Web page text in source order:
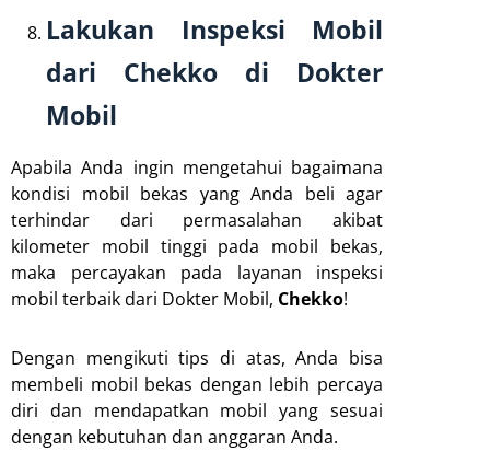
Lakukan Inspeksi Mobil
dari Chekko di Dokter
Mobil
Apabila Anda ingin mengetahui bagaimana
kondisi mobil bekas yang Anda beli agar
terhindar dari permasalahan akibat
kilometer mobil tinggi pada mobil bekas,
maka percayakan pada layanan inspeksi
mobil terbaik dari Dokter Mobil, Chekko!
Dengan mengikuti tips di atas, Anda bisa
membeli mobil bekas dengan lebih percaya
diri dan mendapatkan mobil yang sesuai
dengan kebutuhan dan anggaran Anda.